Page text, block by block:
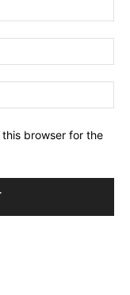
browser for the